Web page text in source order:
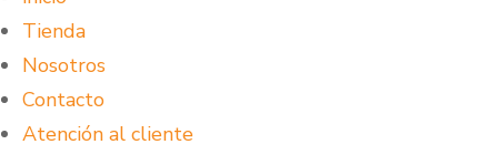
Tienda
Nosotros
Contacto
Atención al cliente